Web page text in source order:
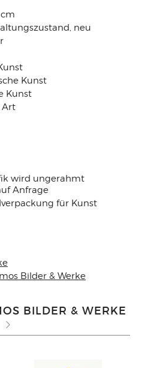
neu
Kunst
Kunst
Art
wird ungerahmt
Anfrage
für Kunst
Bilder & Werke
BILDER & WERKE